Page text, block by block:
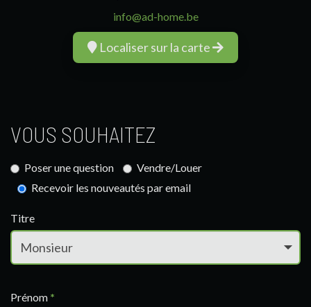
info@ad-home.be
Localiser sur la carte
VOUS SOUHAITEZ
Poser une question
Vendre/Louer
Recevoir les nouveautés par email
Titre
Prénom *